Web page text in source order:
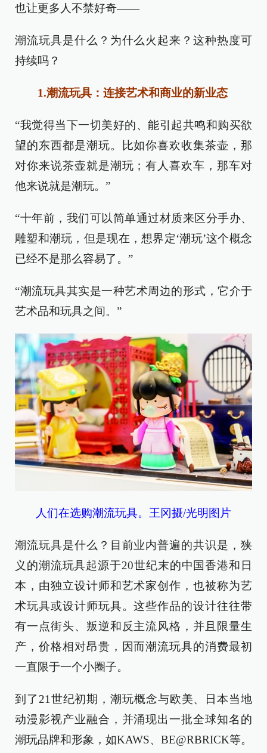
也让更多人不禁好奇——
潮流玩具是什么？为什么火起来？这种热度可
持续吗？
1.潮流玩具：连接艺术和商业的新业态
“我觉得当下一切美好的、能引起共鸣和购买欲
望的东西都是潮玩。比如你喜欢收集茶壶，那
对你来说茶壶就是潮玩；有人喜欢车，那车对
他来说就是潮玩。”
“十年前，我们可以简单通过材质来区分手办、
雕塑和潮玩，但是现在，想界定‘潮玩’这个概念
已经不是那么容易了。”
“潮流玩具其实是一种艺术周边的形式，它介于
艺术品和玩具之间。”
人们在选购潮流玩具。王冈摄/光明图片
潮流玩具是什么？目前业内普遍的共识是，狭
义的潮流玩具起源于20世纪末的中国香港和日
本，由独立设计师和艺术家创作，也被称为艺
术玩具或设计师玩具。这些作品的设计往往带
有一点街头、叛逆和反主流风格，并且限量生
产，价格相对昂贵，因而潮流玩具的消费最初
一直限于一个小圈子。
到了21世纪初期，潮玩概念与欧美、日本当地
动漫影视产业融合，并涌现出一批全球知名的
潮玩品牌和形象，如KAWS、BE@RBRICK等。